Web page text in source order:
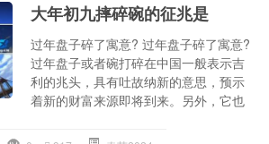
大年初九摔碎碗的征兆是
过年盘子碎了寓意? 过年盘子碎了寓意?
过年盘子或者碗打碎在中国一般表示吉
利的兆头，具有吐故纳新的意思，预示
着新的财富来源即将到来。另外，它也